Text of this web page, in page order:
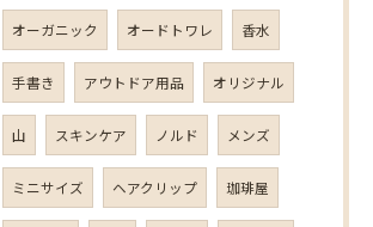
オーガニック オードトワレ 香水
手書き アウトドア用品 オリジナル
山 スキンケア ノルド メンズ
ミニサイズ ヘアクリップ 珈琲屋